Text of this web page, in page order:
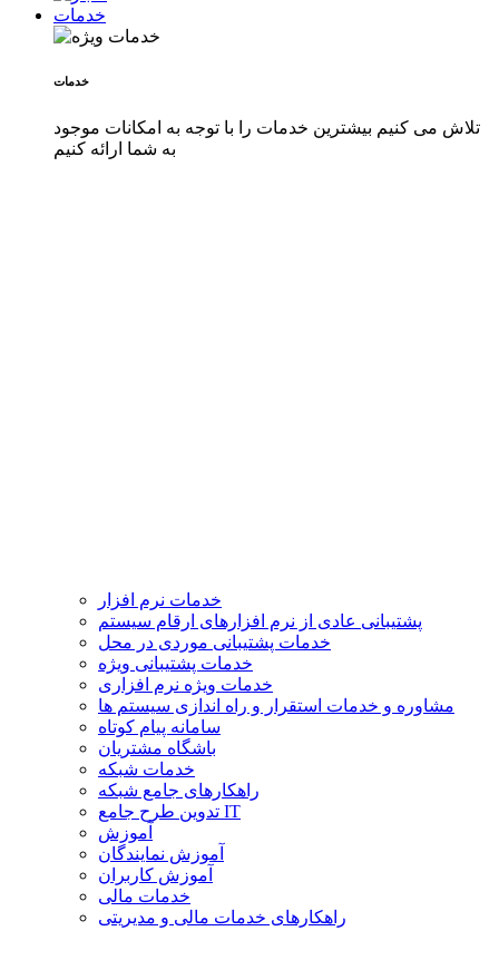
خدمات
خدمات
تلاش می کنیم بیشترین خدمات را با توجه به امکانات موجود
به شما ارائه کنیم
خدمات نرم افزار
پشتیبانی عادی از نرم افزارهای ارقام سیستم
خدمات پشتیبانی موردی در محل
خدمات پشتیبانی ویژه
خدمات ویژه نرم افزاری
مشاوره و خدمات استقرار و راه اندازی سیستم ها
سامانه پیام کوتاه
باشگاه مشتریان
خدمات شبکه
راهکارهای جامع شبکه
تدوین طرح جامع IT
آموزش
آموزش نمایندگان
آموزش کاربران
خدمات مالی
راهکارهای خدمات مالی و مدیریتی